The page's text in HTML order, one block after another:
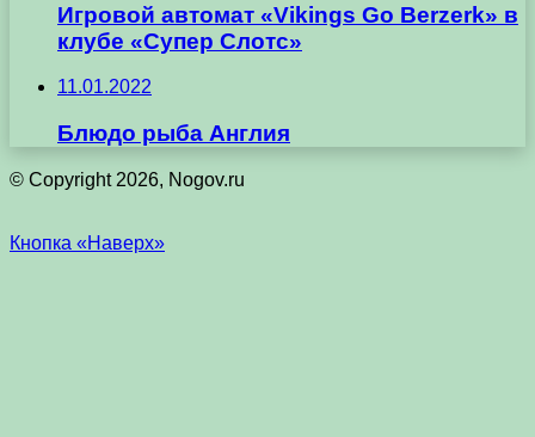
Игровой автомат «Vikings Go Berzerk» в
клубе «Супер Слотс»
11.01.2022
Блюдо рыба Англия
© Copyright 2026, Nogov.ru
Кнопка «Наверх»